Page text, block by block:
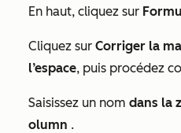
En haut, cliquez sur
Cliquez sur Corriger la
l’espace, puis procédez
Saisissez un nom dans la
olumn .